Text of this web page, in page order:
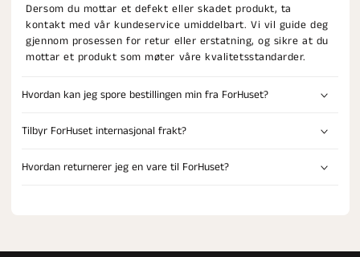
Dersom du mottar et defekt eller skadet produkt, ta
kontakt med vår kundeservice umiddelbart. Vi vil guide deg
gjennom prosessen for retur eller erstatning, og sikre at du
mottar et produkt som møter våre kvalitetsstandarder.
Hvordan kan jeg spore bestillingen min fra ForHuset?
Tilbyr ForHuset internasjonal frakt?
Hvordan returnerer jeg en vare til ForHuset?